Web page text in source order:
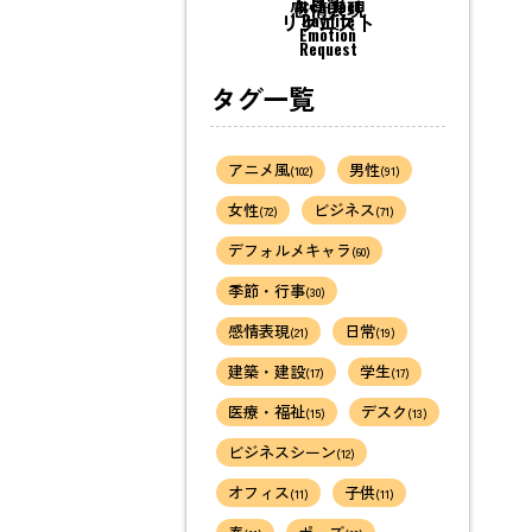
Architect
Day life
感情表現
Emotion
リクエスト
Request
タグ一覧
アニメ風(102) 男性(91)
女性(72) ビジネス(71)
デフォルメキャラ (60)
季節・行事(30)
感情表現(21) 日常(19)
建築・建設(17) 学生(17)
医療・福祉(15) デスク (13)
ビジネスシーン(12)
オフィス(11) 子供(11)